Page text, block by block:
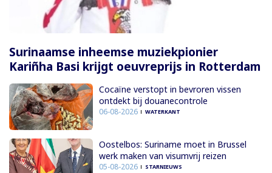
Surinaamse inheemse muziekpionier
Kariñha Basi krijgt oeuvreprijs in Rotterdam
Cocaïne verstopt in bevroren vissen
ontdekt bij douanecontrole
06-08-2026 WATERKANT
Oostelbos: Suriname moet in Brussel
werk maken van visumvrij reizen
05-08-2026 STARNIEUWS